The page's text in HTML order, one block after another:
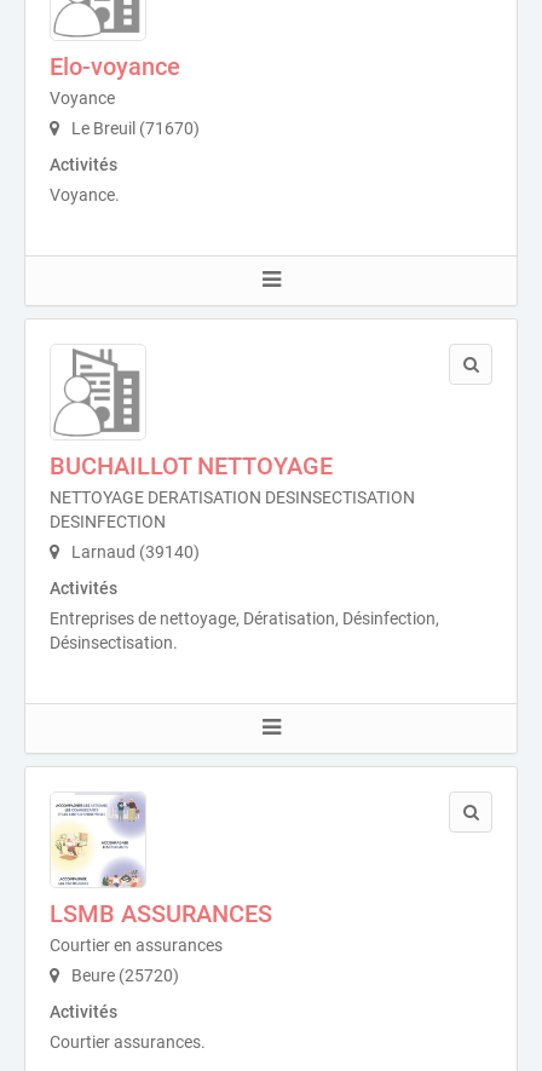
Elo-voyance
Voyance
Le Breuil (71670)
Activités
Voyance.
BUCHAILLOT NETTOYAGE
NETTOYAGE DERATISATION DESINSECTISATION
DESINFECTION
Larnaud (39140)
Activités
Entreprises de nettoyage, Dératisation, Désinfection,
Désinsectisation.
LSMB ASSURANCES
Courtier en assurances
Beure (25720)
Activités
Courtier assurances.